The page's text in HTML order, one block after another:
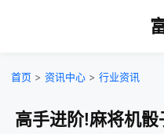
首页 > 资讯中心 > 行业资讯
高手进阶!麻将机